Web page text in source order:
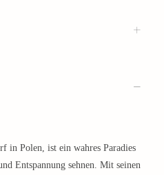
in Polen, ist ein wahres Paradies
Entspannung sehnen. Mit seinen